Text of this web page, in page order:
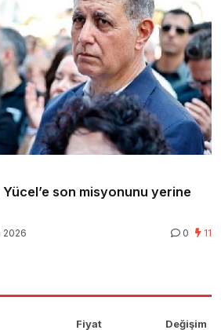
son misyonunu yerine
2026 0 11
Fiyat Değişim